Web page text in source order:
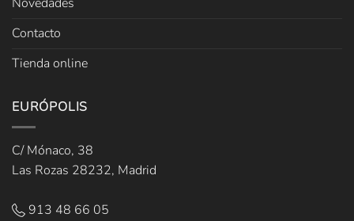
Contacto
Tienda online
EURÓPOLIS
C/ Mónaco, 38
Las Rozas 28232, Madrid
913 48 66 05